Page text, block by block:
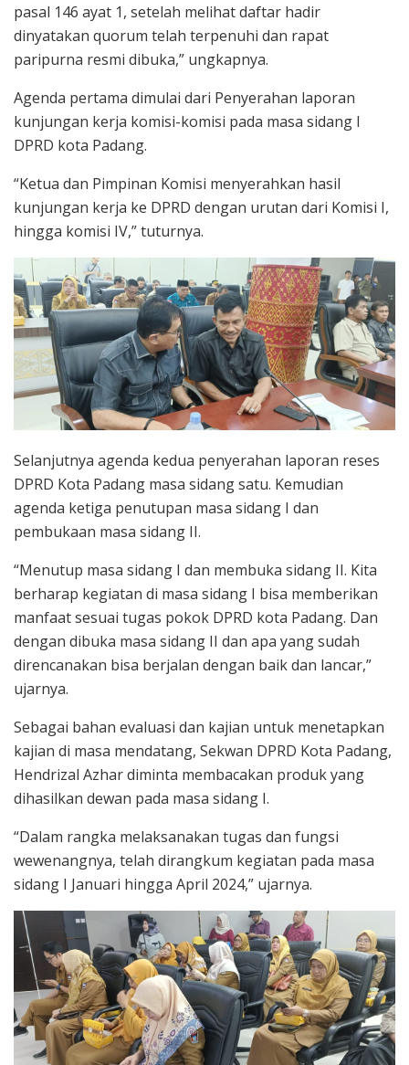
pasal 146 ayat 1, setelah melihat daftar hadir
dinyatakan quorum telah terpenuhi dan rapat
paripurna resmi dibuka,” ungkapnya.
Agenda pertama dimulai dari Penyerahan laporan
kunjungan kerja komisi-komisi pada masa sidang I
DPRD kota Padang.
“Ketua dan Pimpinan Komisi menyerahkan hasil
kunjungan kerja ke DPRD dengan urutan dari Komisi I,
hingga komisi IV,” tuturnya.
Selanjutnya agenda kedua penyerahan laporan reses
DPRD Kota Padang masa sidang satu. Kemudian
agenda ketiga penutupan masa sidang I dan
pembukaan masa sidang II.
“Menutup masa sidang I dan membuka sidang II. Kita
berharap kegiatan di masa sidang I bisa memberikan
manfaat sesuai tugas pokok DPRD kota Padang. Dan
dengan dibuka masa sidang II dan apa yang sudah
direncanakan bisa berjalan dengan baik dan lancar,”
ujarnya.
Sebagai bahan evaluasi dan kajian untuk menetapkan
kajian di masa mendatang, Sekwan DPRD Kota Padang,
Hendrizal Azhar diminta membacakan produk yang
dihasilkan dewan pada masa sidang I.
“Dalam rangka melaksanakan tugas dan fungsi
wewenangnya, telah dirangkum kegiatan pada masa
sidang I Januari hingga April 2024,” ujarnya.